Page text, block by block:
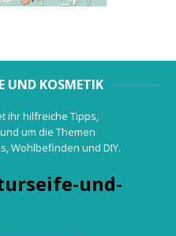
UND KOSMETIK
ihr hilfreiche Tipps,
um die Themen
Wohlbefinden und DIY.
und-